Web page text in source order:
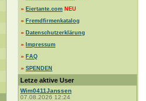
» Eiertante.com NEU
» Fremdfirmenkatalog
» Datenschutzerklärung
» Impressum
» FAQ
» SPENDEN
Letze aktive User
Wim0411Janssen
07.08.2026 12:24